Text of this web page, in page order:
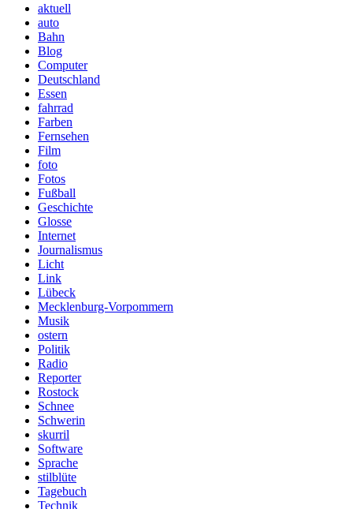
aktuell
auto
Bahn
Blog
Computer
Deutschland
Essen
fahrrad
Farben
Fernsehen
Film
foto
Fotos
Fußball
Geschichte
Glosse
Internet
Journalismus
Licht
Link
Lübeck
Mecklenburg-Vorpommern
Musik
ostern
Politik
Radio
Reporter
Rostock
Schnee
Schwerin
skurril
Software
Sprache
stilblüte
Tagebuch
Technik